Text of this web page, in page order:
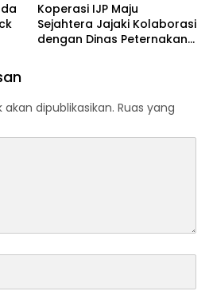
Koperasi IJP Maju
Sejahtera Jajaki Kolaborasi
dengan Dinas Peternakan
dipublikasikan. Ruas yang